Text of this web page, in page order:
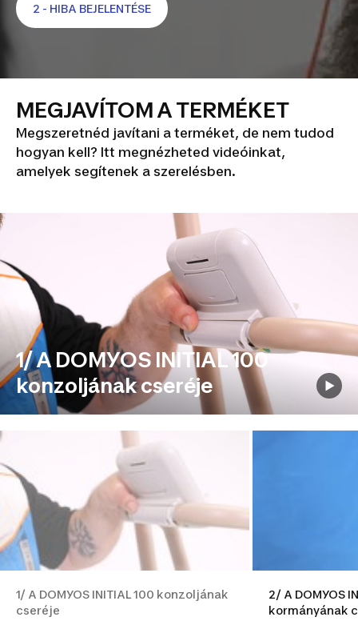
2 - HIBA BEJELENTÉSE
MEGJAVÍTOM A TERMÉKET
Megszeretnéd javítani a terméket, de nem tudod
hogyan kell? Itt megnézheted videóinkat,
amelyek segítenek a szerelésben.
1/ A DOMYOS INITIAL 100
konzoljának cseréje
1/ A DOMYOS INITIAL 100 konzoljának
cseréje
2/ A DOMYOS
kormányának